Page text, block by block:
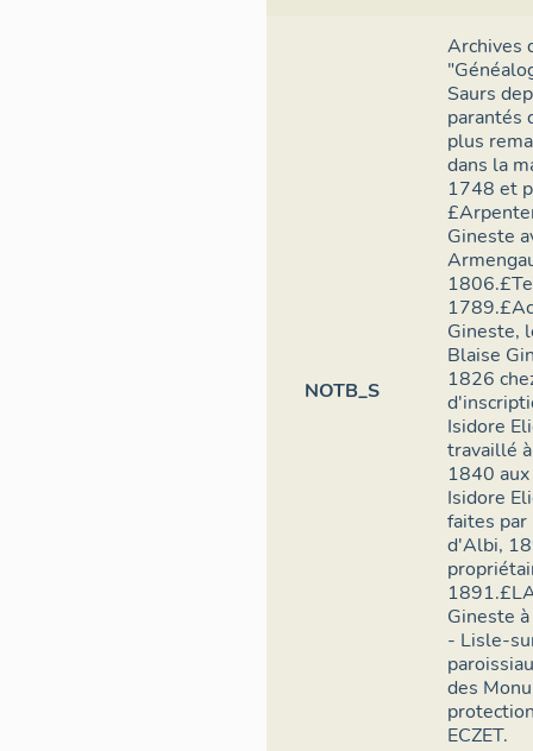
NOTB_S
Archives
Saurs
parantés
plus
dans la
1748 et
Gineste
Gineste,
Blaise
1826
Isidore
travaillé
1840
Isidore
faites
d'Albi,
Gineste
- Lisle-
des
ECZET.